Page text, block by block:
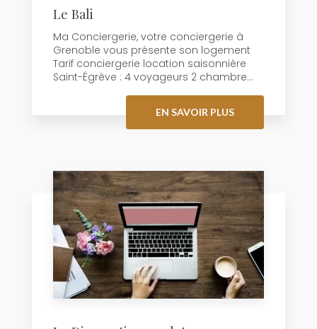
Le Bali
Ma Conciergerie, votre conciergerie à
Grenoble vous présente son logement
Tarif conciergerie location saisonnière
Saint-Égrève : 4 voyageurs 2 chambre...
EN SAVOIR PLUS